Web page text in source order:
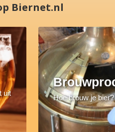
Biernet.nl
uit
Hoe brouw je bier?